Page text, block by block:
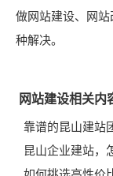
做网站建设、网
种解决。
网站建设相关内
靠谱的昆山建站
昆山企业建站，